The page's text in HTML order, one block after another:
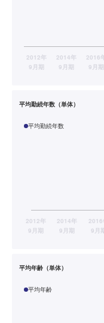
平均勤続年数（単体）
平均勤続年数
平均年齢（単体）
平均年齢